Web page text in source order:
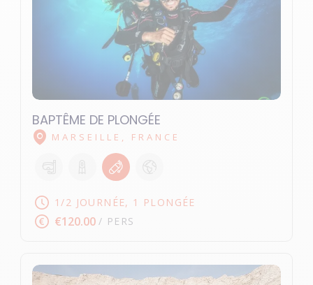
BAPTÊME DE PLONGÉE
MARSEILLE, FRANCE
1/2 JOURNÉE, 1 PLONGÉE
€120.00 / PERS